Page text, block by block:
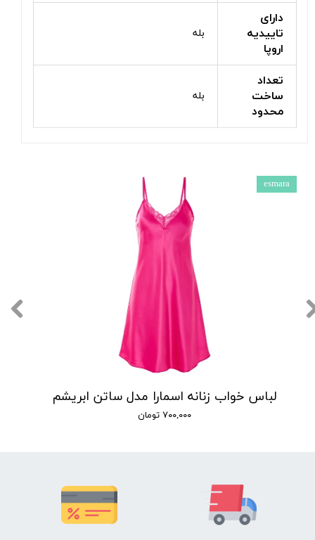
دارای
تاییدیه
اروپا
بله
تعداد
ساخت
محدود
بله
لباس خواب زنانه اسمارا مدل ساتن ابریشم
۷۰۰,۰۰۰ تومان
esmara